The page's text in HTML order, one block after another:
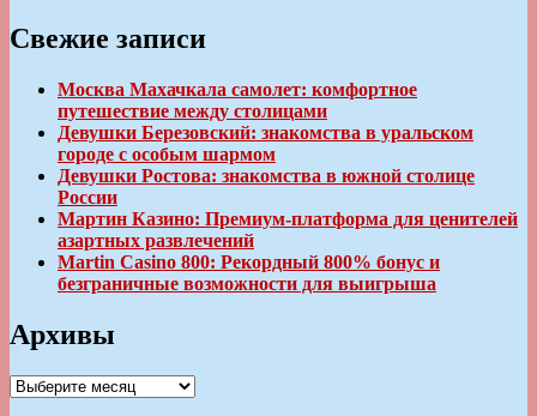
Свежие записи
Москва Махачкала самолет: комфортное
путешествие между столицами
Девушки Березовский: знакомства в уральском
городе с особым шармом
Девушки Ростова: знакомства в южной столице
России
Мартин Казино: Премиум-платформа для ценителей
азартных развлечений
Martin Casino 800: Рекордный 800% бонус и
безграничные возможности для выигрыша
Архивы
Архивы